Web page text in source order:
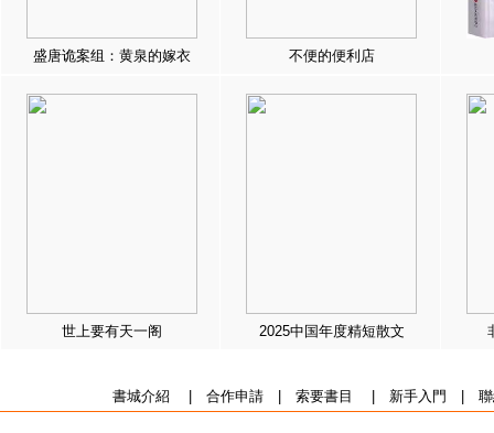
盛唐诡案组：黄泉的嫁衣 不便的便利店
世上要有天一阁 2025中国年度精短散文
書城介紹 合作申請| 索要書目 新手入門